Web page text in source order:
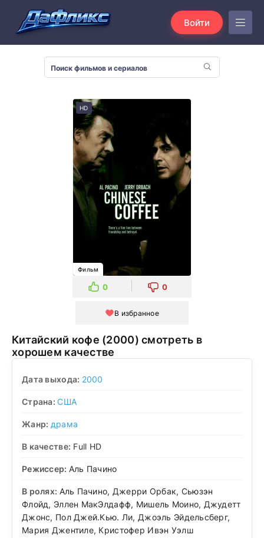
Войти
HD
Фильм
0 0
В избранное
Китайский кофе (2000) смотреть в
хорошем качестве
Дата выхода: 2000
Страна:США
Жанр: драма
В качестве: Full HD
Режиссер: Аль Пачино
В ролях: Аль Пачино, Джерри Орбак, Сьюзэн
Флойд, Эллен МакЭлдафф, Мишель Моино, Джудетт
Джонс, Пол Джей.Кью. Ли, Джоэль Эйдельсберг,
Мария Джентиле, Кристофер Ивэн Уэлш